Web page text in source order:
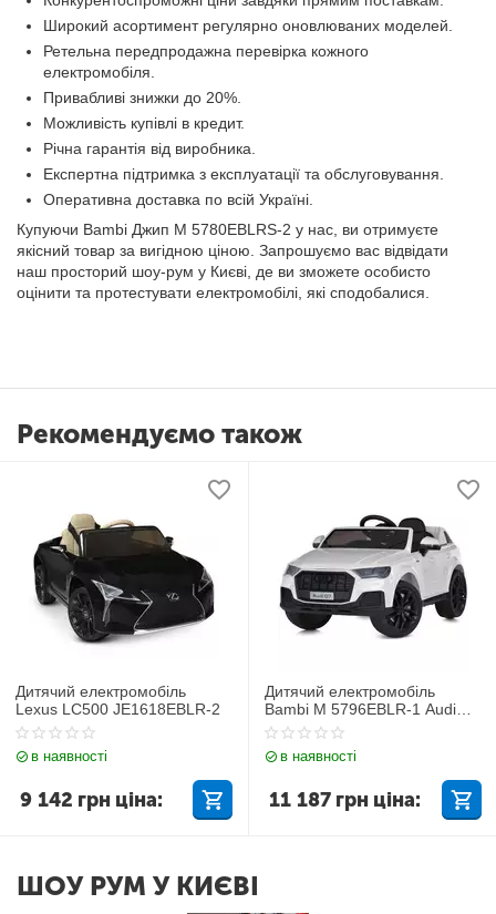
Широкий асортимент регулярно оновлюваних моделей.
Ретельна передпродажна перевірка кожного
електромобіля.
Привабливі знижки до 20%.
Можливість купівлі в кредит.
Річна гарантія від виробника.
Експертна підтримка з експлуатації та обслуговування.
Оперативна доставка по всій Україні.
Купуючи Bambi Джип M 5780EBLRS-2 у нас, ви отримуєте
якісний товар за вигідною ціною. Запрошуємо вас відвідати
наш просторий шоу-рум у Києві, де ви зможете особисто
оцінити та протестувати електромобілі, які сподобалися.
Рекомендуємо також
Дитячий електромобіль
Lexus LC500 JE1618EBLR-2
в наявності
9 142 грн ціна:
Дитячий електромобіль
Bambi M 5796EBLR-1 Audi
Q7
в наявності
11 187 грн ціна:
ШОУ РУМ У КИЄВІ